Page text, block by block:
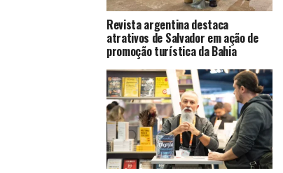
Revista argentina destaca
atrativos de Salvador em ação de
promoção turística da Bahia